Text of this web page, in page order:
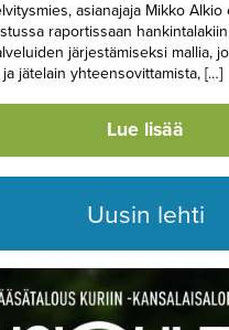
asianajaja Mikko
raportissaan hankintalakiin
järjestämiseksi mallia,
jätelain yhteensovittamista, […]
Lue lisää
Uusin lehti